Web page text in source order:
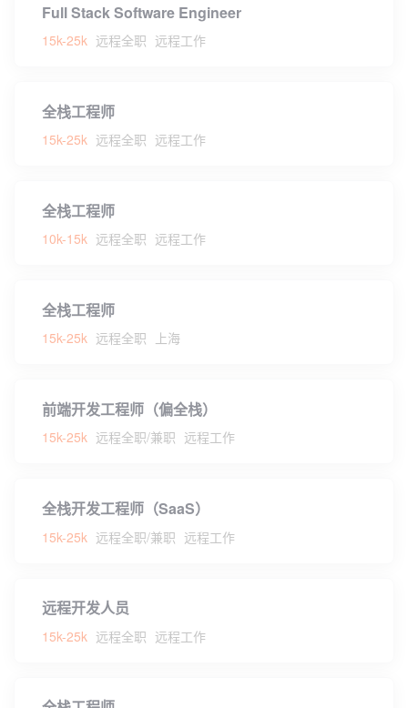
Full Stack Software Engineer
15k-25k 远程全职 远程工作
全栈工程师
15k-25k 远程全职 远程工作
全栈工程师
10k-15k 远程全职 远程工作
全栈工程师
15k-25k 远程全职 上海
前端开发工程师（偏全栈）
15k-25k 远程全职/兼职 远程工作
全栈开发工程师（SaaS）
15k-25k 远程全职/兼职 远程工作
远程开发人员
15k-25k 远程全职 远程工作